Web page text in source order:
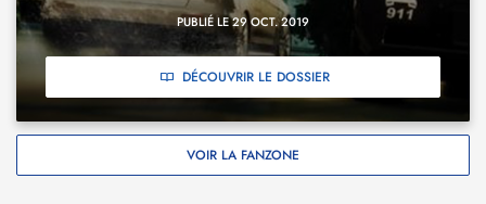
PUBLIÉ LE 29 OCT. 2019
DÉCOUVRIR LE DOSSIER
VOIR LA FANZONE